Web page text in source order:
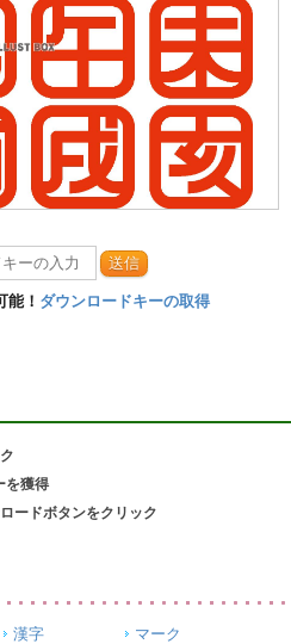
送信
能！ ダウンロードキーの取得
を獲得
ードボタンをクリック
漢字
マーク